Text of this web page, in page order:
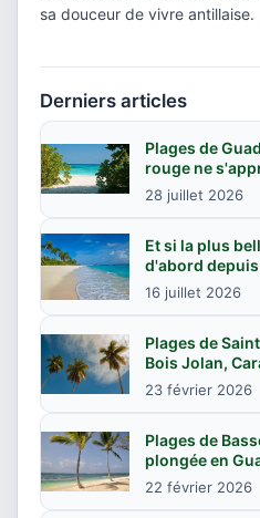
sa douceur de vivre antillaise.
Derniers articles
Plages de
rouge ne
28 juillet 2026
Et si la plus
d'abord depuis
16 juillet 2026
Plages de
Bois Jolan,
23 février 2026
Plages de
plongée en
22 février 2026